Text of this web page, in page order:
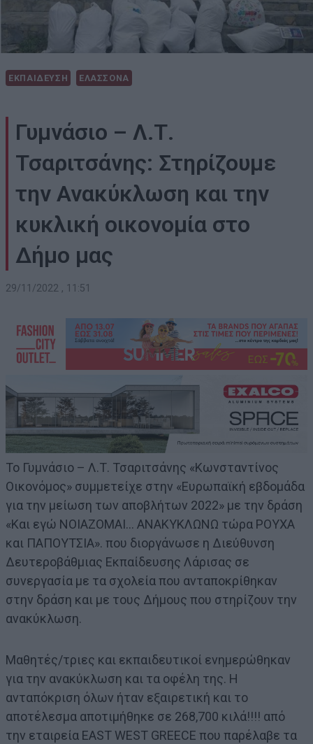
ΕΚΠΑΙΔΕΥΣΗ ΕΛΑΣΣΟΝΑ
Γυμνάσιο – Λ.Τ.
Τσαριτσάνης: Στηρίζουμε
την Ανακύκλωση και την
κυκλική οικονομία στο
Δήμο μας
29/11/2022 , 11:51
Το Γυμνάσιο – Λ.Τ. Τσαριτσάνης «Κωνσταντίνος
Οικονόμος» συμμετείχε στην «Ευρωπαϊκή εβδομάδα
για την μείωση των αποβλήτων 2022» με την δράση
«Και εγώ ΝΟΙΑΖΟΜΑΙ… ΑΝΑΚΥΚΛΩΝΩ τώρα ΡΟΥΧΑ
και ΠΑΠΟΥΤΣΙΑ». που διοργάνωσε η Διεύθυνση
Δευτεροβάθμιας Εκπαίδευσης Λάρισας σε
συνεργασία με τα σχολεία που ανταποκρίθηκαν
στην δράση και με τους Δήμους που στηρίζουν την
ανακύκλωση.
Μαθητές/τριες και εκπαιδευτικοί ενημερώθηκαν
για την ανακύκλωση και τα οφέλη της. Η
ανταπόκριση όλων ήταν εξαιρετική και το
αποτέλεσμα αποτιμήθηκε σε 268,700 κιλά!!!! από
την εταιρεία EAST WEST GREECE που παρέλαβε τα